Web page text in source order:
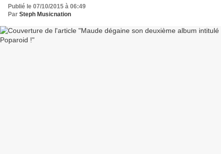
Publié le 07/10/2015 à 06:49
Par Steph Musicnation